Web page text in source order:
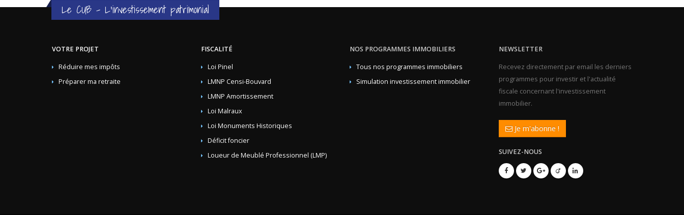
Le CUB - L'investissement patrimonial
VOTRE PROJET
Réduire mes impôts
Préparer ma retraite
FISCALITÉ
Loi Pinel
LMNP Censi-Bouvard
LMNP Amortissement
Loi Malraux
Loi Monuments Historiques
Déficit foncier
Loueur de Meublé Professionnel (LMP)
NOS PROGRAMMES IMMOBILIERS
Tous nos programmes immobiliers
Simulation investissement immobilier
NEWSLETTER
Recevez directement par email les derniers
programmes pour investir et l'actualité
fiscale concernant l'investissement
immobilier.
Je m'abonne !
SUIVEZ-NOUS